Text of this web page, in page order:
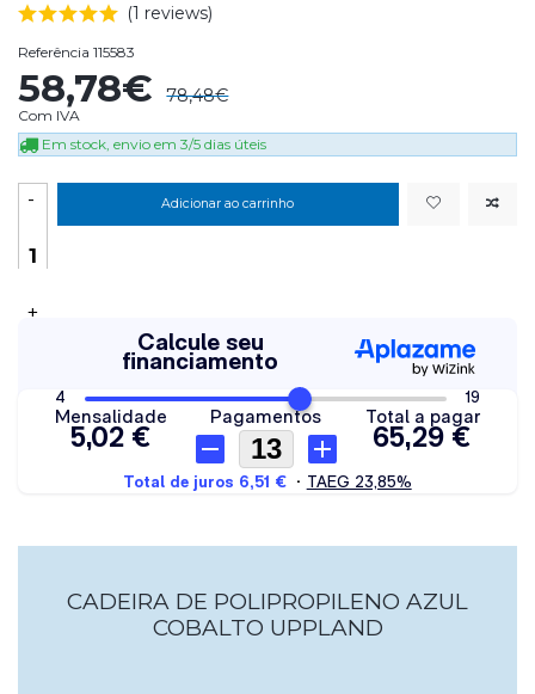
(1 reviews)
Referência 115583
58,78€ 78,48€
Com IVA
Em stock, envio em 3/5 dias úteis
-
+
Adicionar ao carrinho
CADEIRA DE POLIPROPILENO AZUL
COBALTO UPPLAND